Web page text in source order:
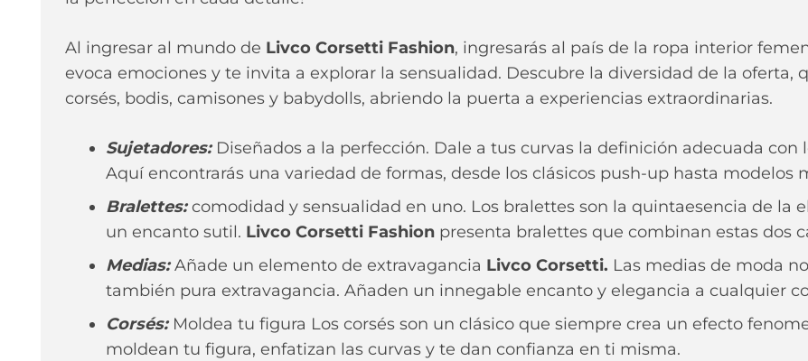
Al ingresar al mundo de Livco Corsetti Fashion, ingresarás al país de la ropa interior
evoca emociones y te invita a explorar la sensualidad. Descubre la diversidad de la oferta,
corsés, bodis, camisones y babydolls, abriendo la puerta a experiencias extraordinarias.
Sujetadores:Diseñados a la perfección. Dale a tus curvas la definición adecuada con
Aquí encontrarás una variedad de formas, desde los clásicos push-up hasta modelos
Bralettes:comodidad y sensualidad en uno. Los bralettes son la quintaesencia de la
un encanto sutil. Livco Corsetti Fashion presenta bralettes que combinan estas dos
Medias:Añade un elemento de extravagancia Livco Corsetti. Las medias de moda
también pura extravagancia. Añaden un innegable encanto y elegancia a cualquier
Corsés:Moldea tu figura Los corsés son un clásico que siempre crea un efecto
moldean tu figura, enfatizan las curvas y te dan confianza en ti misma.